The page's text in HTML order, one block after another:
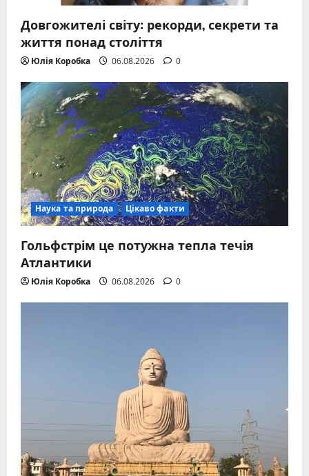
Довгожителі світу: рекорди, секрети та
життя понад століття
Юлія Коробка 06.08.2026 0
Наука та природа Цікаво факти
Гольфстрім це потужна тепла течія
Атлантики
Юлія Коробка 06.08.2026 0